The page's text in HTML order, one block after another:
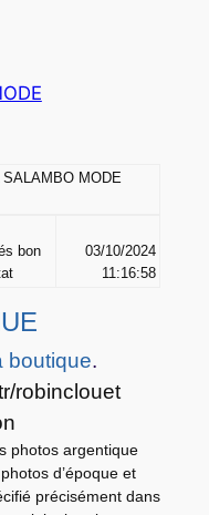
MODE
bon
03/10/2024
11:16:58
boutique.
robinclouet
photos argentique
d’époque et
précisément dans